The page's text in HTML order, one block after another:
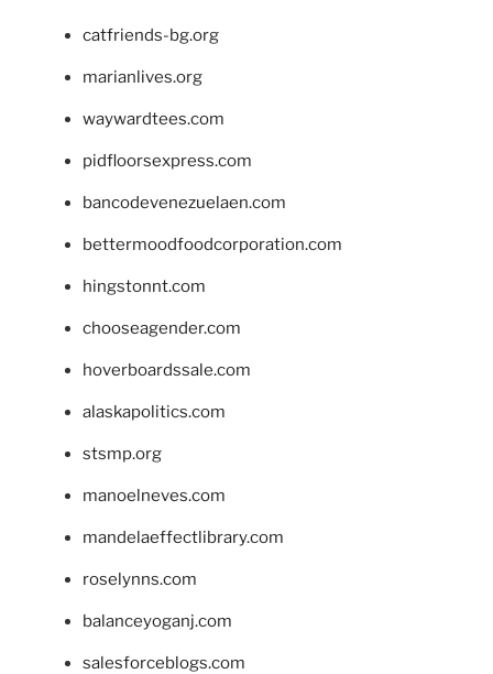
catfriends-bg.org
marianlives.org
waywardtees.com
pidfloorsexpress.com
bancodevenezuelaen.com
bettermoodfoodcorporation.com
hingstonnt.com
chooseagender.com
hoverboardssale.com
alaskapolitics.com
stsmp.org
manoelneves.com
mandelaeffectlibrary.com
roselynns.com
balanceyoganj.com
salesforceblogs.com